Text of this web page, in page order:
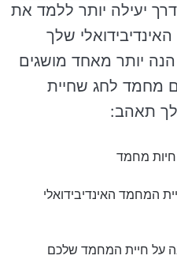
דרך יעילה יותר ללמד את
שלך
יותר מאחד מושגים
מחמד לחג שחיית
תאהב:
חיות מחמד
המחמד האינדיבידואלי
על חיית המחמד שלכם